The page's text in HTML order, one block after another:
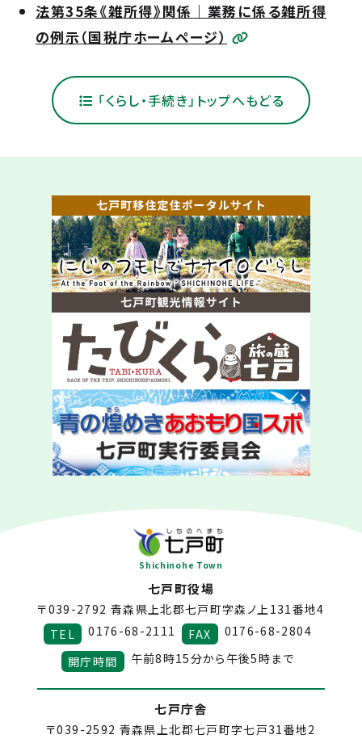
法第35条《雑所得》関係｜業務に係る雑所得
の例示（国税庁ホームページ）
「くらし・手続き」トップへもどる
Shichinohe Town
七戸町役場
〒039-2792 青森県上北郡七戸町字森ノ上131番地4
TEL
0176-68-2111 FAX
0176-68-2804
開庁時間
午前8時15分から午後5時まで
七戸庁舎
〒039-2592 青森県上北郡七戸町字七戸31番地2